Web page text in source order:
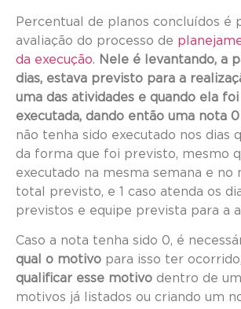
Percentual de planos concluídos é
avaliação do processo de
da execução. Nele é levantando, a
dias, estava previsto para a
uma das atividades e quando ela
executada, dando então uma nota 0
não tenha sido executado nos dias
da forma que foi previsto, mesmo
executado na mesma semana e no
total previsto, e 1 caso atenda os
previstos e equipe prevista para a
Caso a nota tenha sido 0, é
qual o motivo para isso ter ocorrido,
qualificar esse motivo dentro de
motivos já listados ou criando um